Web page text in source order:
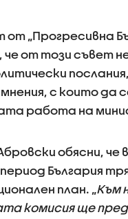
„Прогресивна
че от този съвет
с които да
работа на
обясни, че
България
план. „Към
комисия ще